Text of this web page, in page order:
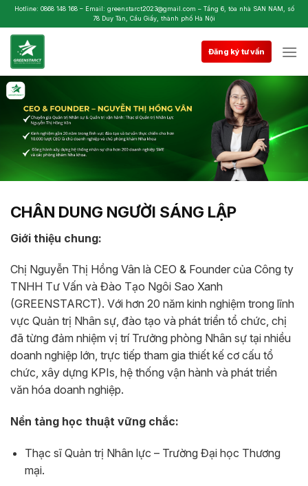
Skip
to
content
Hotline: 0868 148 168 – Email: greenstarct2023@gmail.com – Tầng 6, tòa nhà SAN NAM, số
78 Duy Tân, Cầu Giấy, thành phố Hà Nội
Đăng ký tư vấn
CHÂN DUNG NGƯỜI SÁNG LẬP
Giới thiệu chung:
Chị Nguyễn Thị Hồng Vân là CEO & Founder của Công ty
TNHH Tư Vấn và Đào Tạo Ngôi Sao Xanh
(GREENSTARCT). Với hơn 20 năm kinh nghiệm trong lĩnh
vực Quản trị Nhân sự, đào tạo và phát triển tổ chức, chị
đã từng đảm nhiệm vị trí Trưởng phòng Nhân sự tại nhiều
doanh nghiệp lớn, trực tiếp tham gia thiết kế cơ cấu tổ
chức, xây dựng KPIs, hệ thống vận hành và phát triển
văn hóa doanh nghiệp.
Nền tảng học thuật vững chắc:
Thạc sĩ Quản trị Nhân lực – Trường Đại học Thương
mại.